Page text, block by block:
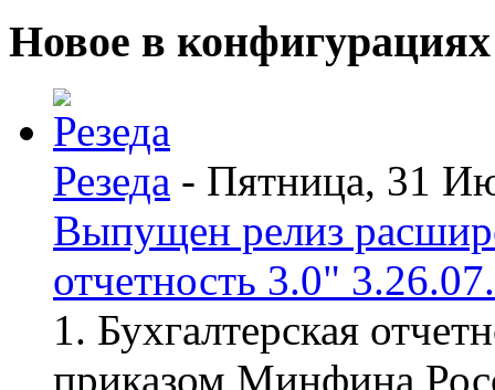
Новое в конфигурациях
Резеда - Пятница, 31
Выпущен релиз
отчетность 3.0"
1. Бухгалтерская
приказом Минфина